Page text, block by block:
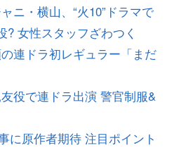
ニ・横山、“火10”ドラマで
? 女性スタッフざわつく
連ドラ初レギュラー「まだ
役で連ドラ出演 警官制服&
に原作者期待 注目ポイント